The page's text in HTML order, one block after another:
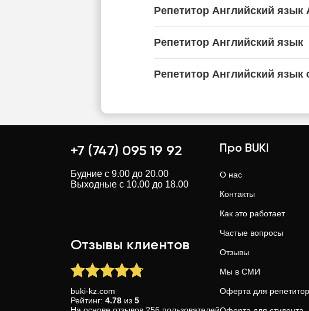
Репетитор Английский язык
Репетитор Английский язык
Репетитор Английский язык
+7 (747) 095 19 92
Будние с 9.00 до 20.00
Выходные с 10.00 до 18.00
Отзывы клиентов
buki-kz.com
Рейтинг: 4.78 из 5
Про BUKI
О нас
Контакты
Как это работает
Частые вопросы
Отзывы
Мы в СМИ
Оферта для